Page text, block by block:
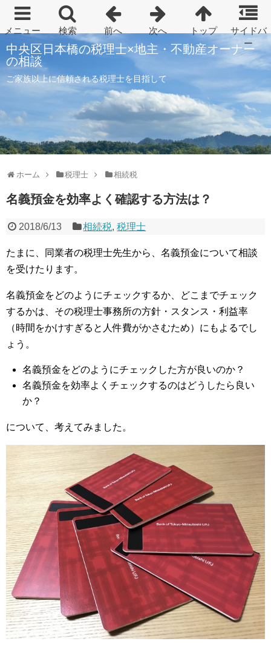
中央区日本橋の税理士×地主・不動産オーナー
の相談
ご家族以上に信頼される税理士を目指して
ホーム 税理士 相続税
名義預金を効率よく確認する方法は？
2018/6/13 相続税,税理士
たまに、同業者の税理士先生から、名義預金について相談
を受けたります。
名義預金をどのようにチェックするか、どこまでチェック
するかは、その税理士事務所の方針・スタンス・利益率
（時間をかけすぎると人件費がかさむため）にもよるでし
ょう。
名義預金をどのようにチェックした方が良いのか？
名義預金を効率よくチェックするのはどうしたら良い
か？
について、考えてみました。